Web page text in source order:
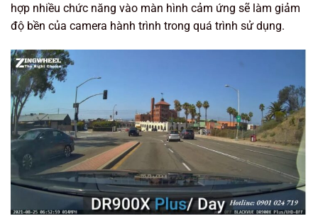
hợp nhiều chức năng vào màn hình cảm ứng sẽ làm giảm
độ bền của camera hành trình trong quá trình sử dụng.